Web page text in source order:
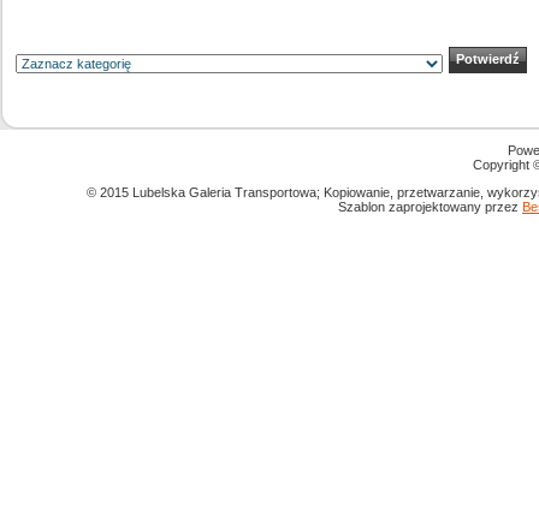
Copyright
© 2015 Lubelska Galeria Transportowa; Kopiowanie, przetwarzanie,
Szablon zaprojektowany przez